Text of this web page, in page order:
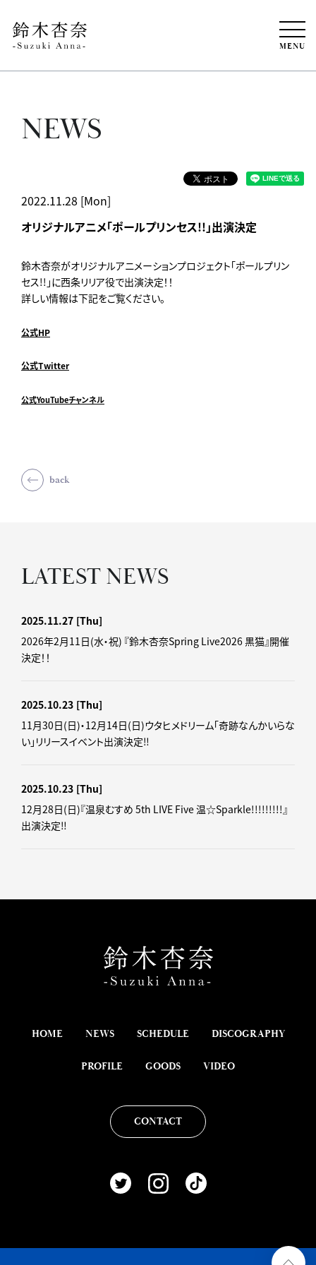
MENU
NEWS
2022.11.28 [Mon]
オリジナルアニメ「ポールプリンセス!!」出演決定
鈴木杏奈がオリジナルアニメーションプロジェクト「ポールプリン
セス!!」に西条リリア役で出演決定！！
詳しい情報は下記をご覧ください。
公式HP
公式Twitter
公式YouTubeチャンネル
back
LATEST NEWS
2025.11.27 [Thu]
2026年2月11日(水・祝) 『鈴木杏奈Spring Live2026 黒猫』開催
決定！！
2025.10.23 [Thu]
11月30日(日)・12月14日(日)ウタヒメドリーム「奇跡なんかいらな
い」リリースイベント出演決定‼
2025.10.23 [Thu]
12月28日(日)『温泉むすめ 5th LIVE Five 温☆Sparkle!!!!!!!!!』
出演決定‼
HOME NEWS SCHEDULE DISCOGRAPHY
PROFILE GOODS VIDEO
CONTACT